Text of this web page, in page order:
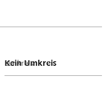
Umkreis